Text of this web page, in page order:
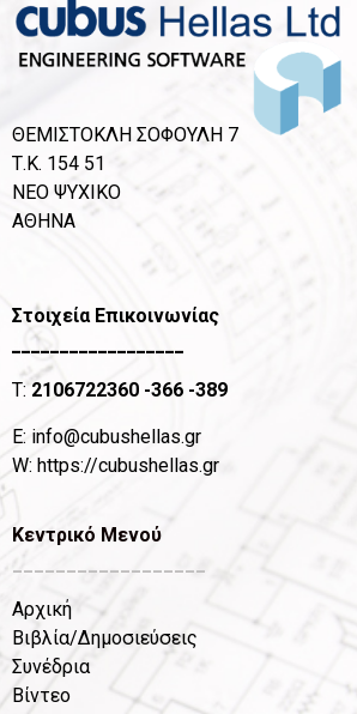
ΘΕΜΙΣΤΟΚΛΗ ΣΟΦΟΥΛΗ 7
Τ.Κ. 154 51
ΝΕΟ ΨΥΧΙΚΟ
ΑΘΗΝΑ
Στοιχεία Επικοινωνίας
__________________
T:2106722360 -366 -389
Ε: info@cubushellas.gr
W: https://cubushellas.gr
Κεντρικό Μενού
Αρχική
Βιβλία/Δημοσιεύσεις
Συνέδρια
Βίντεο